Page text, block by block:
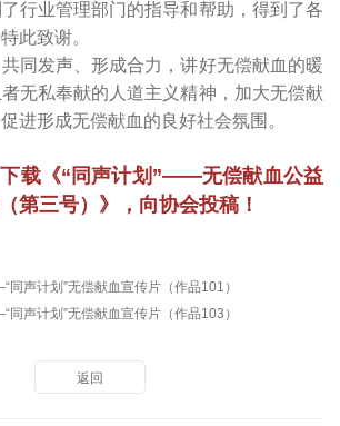
业管理部门的指导和帮助，得到了各
此致谢。
发声、形成合力，讲好无偿献血的暖
无私奉献的人道主义精神，加大无偿献
进形成无偿献血的良好社会氛围。
载《“同声计划”——无偿献血公益
第三号）》，向协会投稿！
声计划”无偿献血宣传片（作品101）
声计划”无偿献血宣传片（作品103）
返回